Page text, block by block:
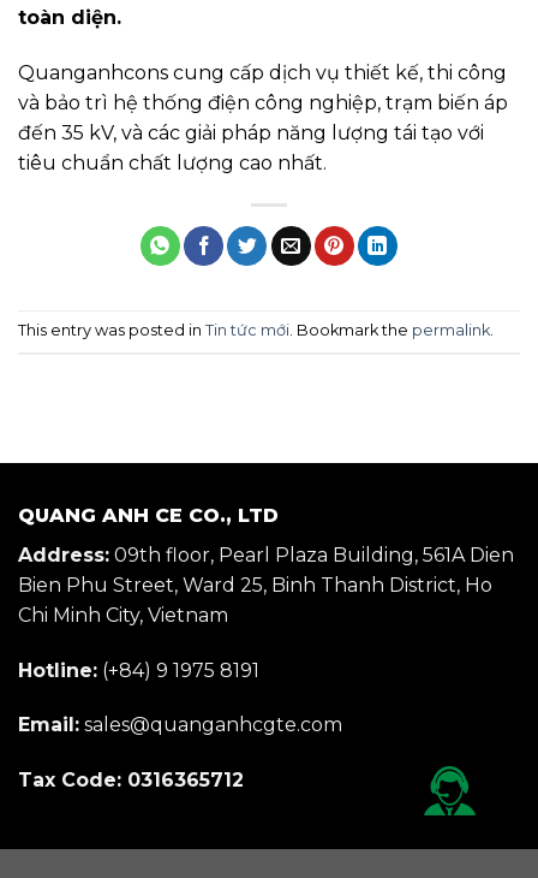
toàn diện.
Quanganhcons cung cấp dịch vụ thiết kế, thi công
và bảo trì hệ thống điện công nghiệp, trạm biến áp
đến 35 kV, và các giải pháp năng lượng tái tạo với
tiêu chuẩn chất lượng cao nhất.
This entry was posted in Tin tức mới. Bookmark the permalink.
QUANG ANH CE CO., LTD
Address: 09th floor, Pearl Plaza Building, 561A Dien
Bien Phu Street, Ward 25, Binh Thanh District, Ho
Chi Minh City, Vietnam
Hotline: (+84) 9 1975 8191
Email: sales@quanganhcgte.com
Tax Code: 0316365712